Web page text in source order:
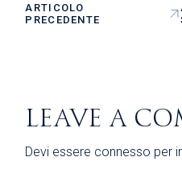
ARTICOLO
PRECEDENTE
LEAVE A
Devi essere connesso per